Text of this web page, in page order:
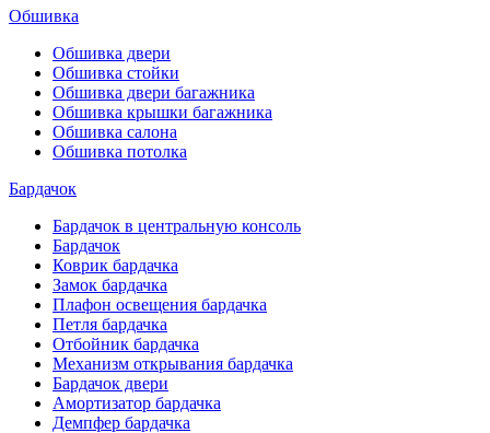
Обшивка
Обшивка двери
Обшивка стойки
Обшивка двери багажника
Обшивка крышки багажника
Обшивка салона
Обшивка потолка
Бардачок
Бардачок в центральную консоль
Бардачок
Коврик бардачка
Замок бардачка
Плафон освещения бардачка
Петля бардачка
Отбойник бардачка
Механизм открывания бардачка
Бардачок двери
Амортизатор бардачка
Демпфер бардачка